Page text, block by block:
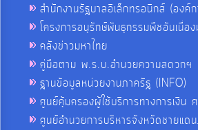
สำนักงานรัฐบาลอิเล็กทรอนิกส์ (องค์
โครงการอนุรักษ์พันธุกรรมพืชอันเนื่อ
คลังข่าวมหาไทย
คู่มือตาม พ.ร.บ.อำนวยความสดวกฯ
ฐานข้อมูลหน่วยงานภาครัฐ (INFO)
ศูนย์คุ้มครองผู้ใช้บริการทางการเงิน
ศูนย์อำนวยการบริหารจังหวัดชายแด